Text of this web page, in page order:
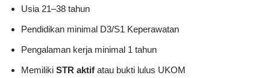
Usia 21–38 tahun
Pendidikan minimal D3/S1 Keperawatan
Pengalaman kerja minimal 1 tahun
Memiliki STR aktif atau bukti lulus UKOM